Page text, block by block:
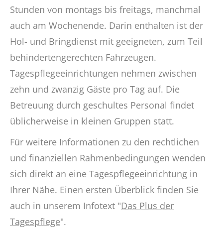
Stunden von montags bis freitags, manchmal
auch am Wochenende. Darin enthalten ist der
Hol- und Bringdienst mit geeigneten, zum Teil
behindertengerechten Fahrzeugen.
Tagespflegeeinrichtungen nehmen zwischen
zehn und zwanzig Gäste pro Tag auf. Die
Betreuung durch geschultes Personal findet
üblicherweise in kleinen Gruppen statt.
Für weitere Informationen zu den rechtlichen
und finanziellen Rahmenbedingungen wenden
sich direkt an eine Tagespflegeeinrichtung in
Ihrer Nähe. Einen ersten Überblick finden Sie
auch in unserem Infotext "Das Plus der
Tagespflege".